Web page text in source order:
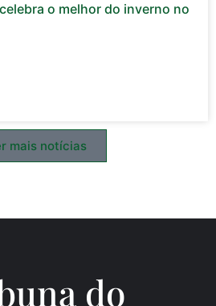
o melhor do inverno no
mais notícias
do